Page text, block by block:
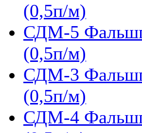
(0,5п/м)
СДМ-5
(0,5п/м)
СДМ-3
(0,5п/м)
СДМ-4